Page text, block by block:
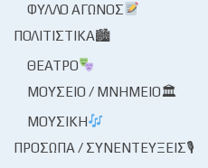
ΦΎΛΛΟ ΑΓΏΝΟΣ
ΠΟΛΙΤΙΣΤΙΚΆ🏙
ΘΈΑΤΡΟ
ΜΟΥΣΕΊΟ / ΜΝΗΜΕΊΟ🏛
ΜΟΥΣΙΚΉ
ΠΡΌΣΩΠΑ / ΣΥΝΕΝΤΕΎΞΕΙΣ🎙